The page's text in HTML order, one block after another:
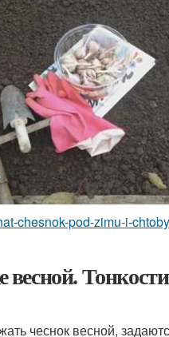
chesnok-pod-zimu-i-
чеснок весной,